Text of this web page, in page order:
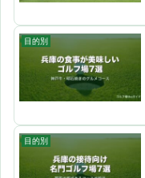
目的別
目的別